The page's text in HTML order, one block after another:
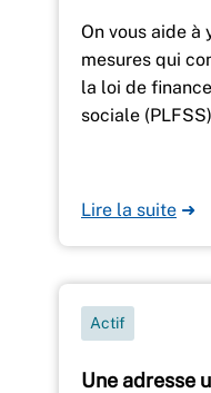
On vous aide à
mesures qui
la loi de
sociale
Lire la suite ➜
Une adresse
Actif